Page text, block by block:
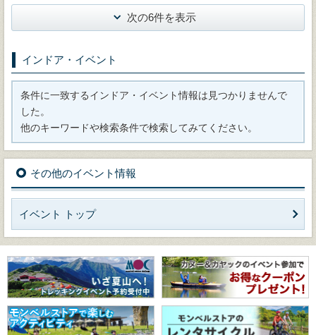
次の6件を表示
インドア・イベント
条件に一致するインドア・イベント情報は見つかりませんで
した。
他のキーワードや検索条件で検索してみてください。
その他のイベント情報
イベント トップ